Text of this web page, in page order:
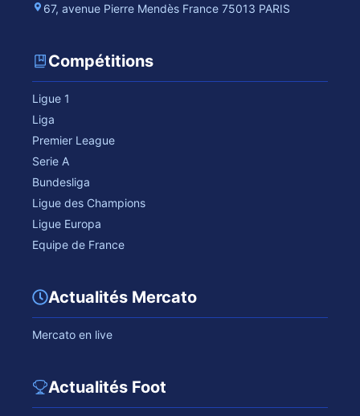
67, avenue Pierre Mendès France 75013 PARIS
Compétitions
Ligue 1
Liga
Premier League
Serie A
Bundesliga
Ligue des Champions
Ligue Europa
Equipe de France
Actualités Mercato
Mercato en live
Actualités Foot